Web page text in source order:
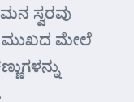
ಸ್ವರವು
ಮುಖದ ಮೇಲೆ